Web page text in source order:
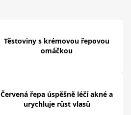
Těstoviny s krémovou řepovou
omáčkou
Červená řepa úspěšně léčí akné a
urychluje růst vlasů